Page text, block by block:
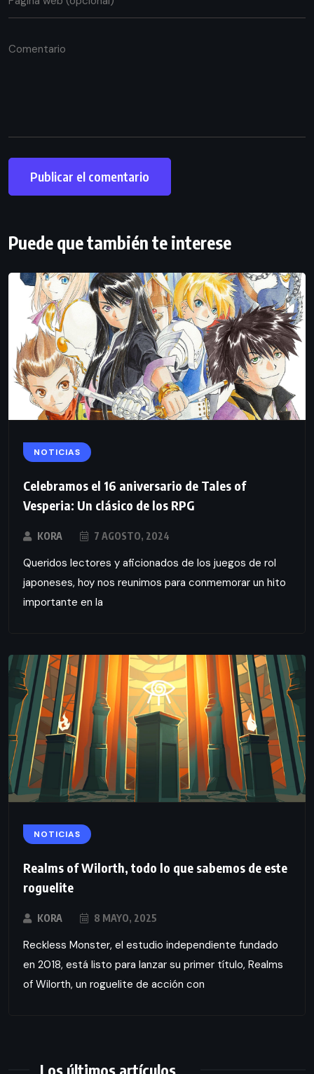
Puede que también te interese
NOTICIAS
Celebramos el 16 aniversario de Tales of
Vesperia: Un clásico de los RPG
KORA 7 AGOSTO, 2024
Queridos lectores y aficionados de los juegos de rol
japoneses, hoy nos reunimos para conmemorar un hito
importante en la
NOTICIAS
Realms of Wilorth, todo lo que sabemos de este
roguelite
KORA 8 MAYO, 2025
Reckless Monster, el estudio independiente fundado
en 2018, está listo para lanzar su primer título, Realms
of Wilorth, un roguelite de acción con
Los últimos artículos